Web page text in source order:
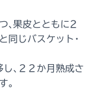
､果皮とともに2
同じバスケット･
､２２か月熟成さ
。